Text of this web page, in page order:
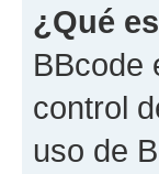
¿Qué
BBcode
control
uso de